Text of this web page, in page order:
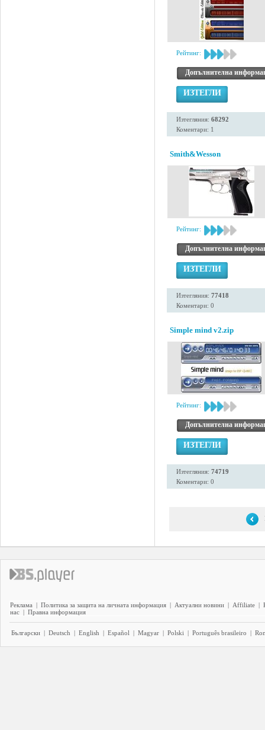
Рейтинг:
Допълнителна
ИЗТЕГЛИ
Изтегляния: 68292
Коментари: 1
Smith&Wesson
Рейтинг:
Допълнителна
ИЗТЕГЛИ
Изтегляния: 77418
Коментари: 0
Simple mind v2.zip
Рейтинг:
Допълнителна
ИЗТЕГЛИ
Изтегляния: 74719
Коментари: 0
Реклама | Политика за защита на личната информация | Актуални новини | Affiliate |
нас | Правна информация
Български | Deutsch | English | Español | Magyar | Polski | Português brasileiro |